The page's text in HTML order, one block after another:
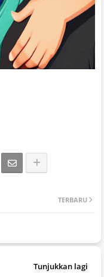
TERBARU
Tunjukkan lagi